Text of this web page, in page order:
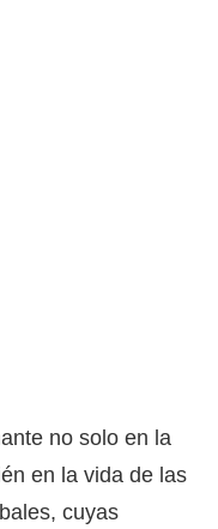
no solo en la
en la vida de las
cuyas